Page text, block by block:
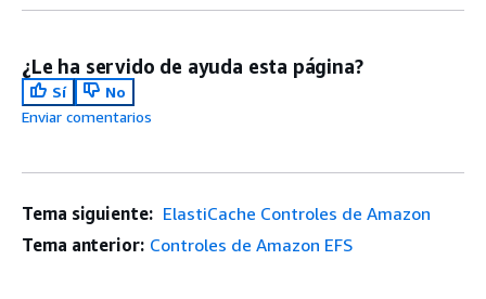
¿Le ha servido de ayuda esta página?
Sí
No
Enviar comentarios
Tema siguiente: ElastiCache Controles de Amazon
Tema anterior: Controles de Amazon EFS